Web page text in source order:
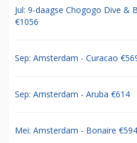
Jul: 9-daagse Chogogo Dive &
€1056
Sep: Amsterdam - Curacao
Sep: Amsterdam - Aruba €614
Mei: Amsterdam - Bonaire €594